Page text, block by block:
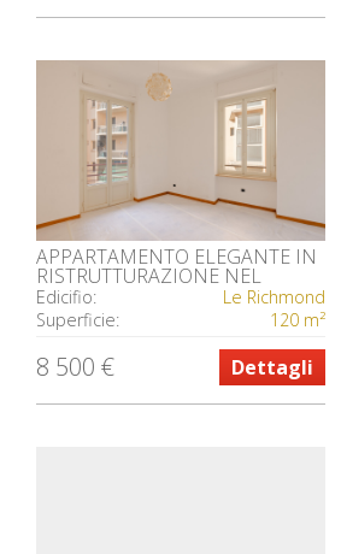
APPARTAMENTO ELEGANTE IN
RISTRUTTURAZIONE NEL
CUORE DI MONACO – LE
RICHMOND
Edicifio:
Le Richmond
Superficie:
120 m²
8 500 € Dettagli